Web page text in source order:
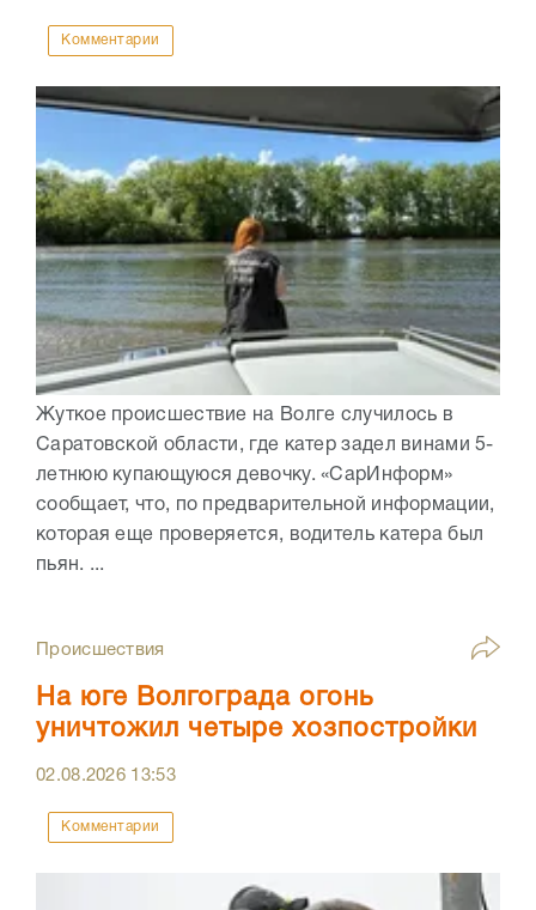
Комментарии
Жуткое происшествие на Волге случилось в
Саратовской области, где катер задел винами 5-
летнюю купающуюся девочку. «СарИнформ»
сообщает, что, по предварительной информации,
которая еще проверяется, водитель катера был
пьян. ...
Происшествия
На юге Волгограда огонь
уничтожил четыре хозпостройки
02.08.2026 13:53
Комментарии